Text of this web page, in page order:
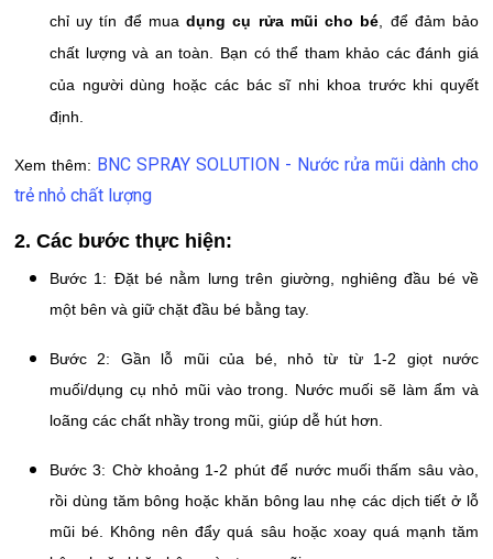
chỉ uy tín để muadụng cụ rửa mũi cho bé , để đảm bảo
chất lượng và an toàn. Bạn có thể tham khảo các đánh giá
của người dùng hoặc các bác sĩ nhi khoa trước khi quyết
định.
Xem thêm: BNC SPRAY SOLUTION - Nước rửa mũi dành cho
trẻ nhỏ chất lượng
2. Các bước thực hiện:
Bước 1: Đặt bé nằm lưng trên giường, nghiêng đầu bé về
một bên và giữ chặt đầu bé bằng tay.
Bước 2: Gần lỗ mũi của bé, nhỏ từ từ 1-2 giọt nước
muối/dụng cụ nhỏ mũi vào trong. Nước muối sẽ làm ẩm và
loãng các chất nhầy trong mũi, giúp dễ hút hơn.
Bước 3: Chờ khoảng 1-2 phút để nước muối thấm sâu vào,
rồi dùng tăm bông hoặc khăn bông lau nhẹ các dịch tiết ở lỗ
mũi bé. Không nên đẩy quá sâu hoặc xoay quá mạnh tăm